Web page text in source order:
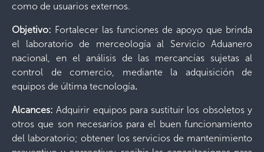
como de usuarios externos.
Objetivo: Fortalecer las funciones de apoyo que brinda
el laboratorio de merceología al Servicio Aduanero
nacional, en el análisis de las mercancías sujetas al
control de comercio, mediante la adquisición de
equipos de última tecnología.
Alcances:Adquirir equipos para sustituir los obsoletos y
otros que son necesarios para el buen funcionamiento
del laboratorio; obtener los servicios de mantenimiento